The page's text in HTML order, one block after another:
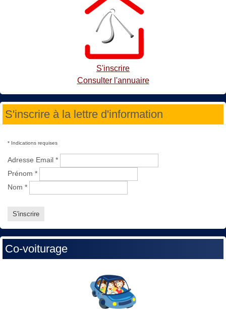
S'inscrire
Consulter l'annuaire
S'inscrire à la lettre d'information
* Indications requises
Adresse Email *
Prénom *
Nom *
Co-voiturage